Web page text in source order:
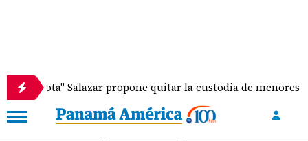
Salazar propone quitar la custodia de menores